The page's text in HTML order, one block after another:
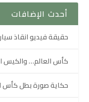
أحدث الإضافات
حقيقة فيديو انقاذ
كأس العالم… والكيس
حكاية صورة بطل كأس